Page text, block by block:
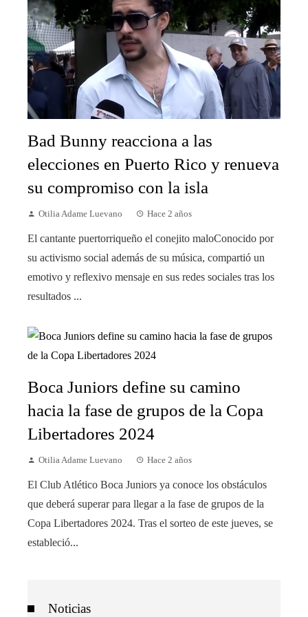
Bad Bunny reacciona a las
elecciones en Puerto Rico y renueva
su compromiso con la isla
Otilia Adame Luevano Hace 2 años
El cantante puertorriqueño el conejito maloConocido por
su activismo social además de su música, compartió un
emotivo y reflexivo mensaje en sus redes sociales tras los
resultados ...
Boca Juniors define su camino
hacia la fase de grupos de la Copa
Libertadores 2024
Otilia Adame Luevano Hace 2 años
El Club Atlético Boca Juniors ya conoce los obstáculos
que deberá superar para llegar a la fase de grupos de la
Copa Libertadores 2024. Tras el sorteo de este jueves, se
estableció...
Noticias